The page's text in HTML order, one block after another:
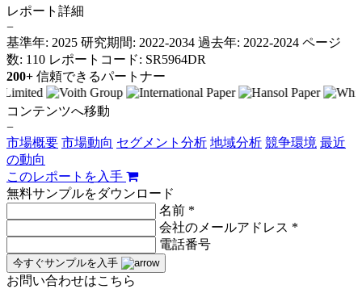
レポート詳細
−
基準年: 2025 研究期間: 2022-2034 過去年: 2022-2024 ページ
数: 110 レポートコード: SR5964DR
200+ 信頼できるパートナー
コンテンツへ移動
−
市場概要 市場動向 セグメント分析 地域分析 競争環境 最近
の動向
このレポートを入手
無料サンプルをダウンロード
名前 *
会社のメールアドレス *
電話番号
今すぐサンプルを入手
お問い合わせはこちら